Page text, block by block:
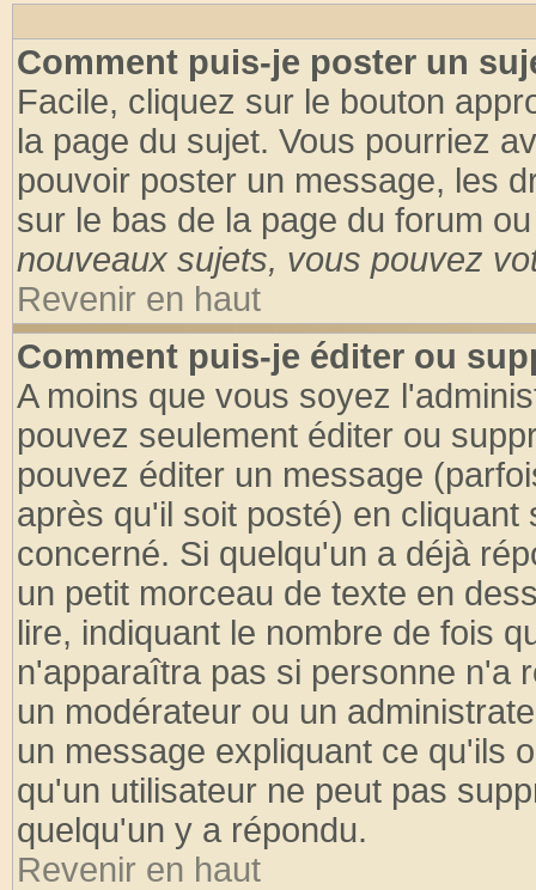
Comment puis-je poster un
Facile, cliquez sur le bouton
la page du sujet. Vous pourriez
pouvoir poster un message, les
sur le bas de la page du forum
nouveaux sujets, vous pouvez
Revenir en haut
Comment puis-je éditer ou
A moins que vous soyez
pouvez seulement éditer ou
pouvez éditer un message
après qu'il soit posté) en
concerné. Si quelqu'un a déjà
un petit morceau de texte en
lire, indiquant le nombre de fois
n'apparaîtra pas si personne n'a
un modérateur ou un
un message expliquant ce qu'ils
qu'un utilisateur ne peut pas
quelqu'un y a répondu.
Revenir en haut